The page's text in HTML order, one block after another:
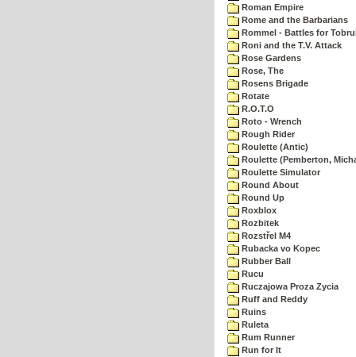
Roman Empire
Rome and the Barbarians
Rommel - Battles for
Roni and the T.V. Attack
Rose Gardens
Rose, The
Rosens Brigade
Rotate
R.O.T.O
Roto - Wrench
Rough Rider
Roulette (Antic)
Roulette (Pemberton,
Roulette Simulator
Round About
Round Up
Roxblox
Rozbitek
Rozstřel M4
Rubacka vo Kopec
Rubber Ball
Rucu
Ruczajowa Proza Zycia
Ruff and Reddy
Ruins
Ruleta
Rum Runner
Run for It